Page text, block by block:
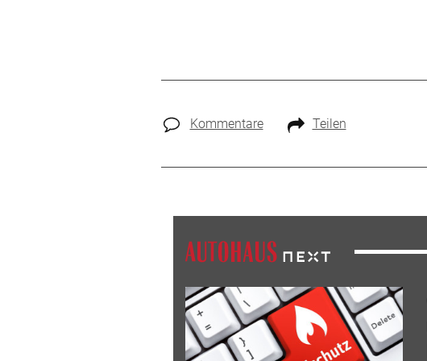
Kommentare Teilen